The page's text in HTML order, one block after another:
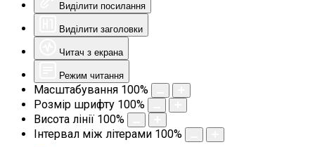
Виділити посилання
Виділити заголовки
Читач з екрана
Режим читання
Масштабування 100%
Розмір шрифту 100%
Висота лінії 100%
Інтервал між літерами 100%